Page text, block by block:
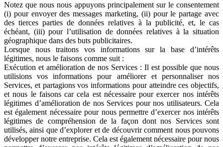
Notez que nous nous appuyons principalement sur le consentement
(i) pour envoyer des messages marketing, (ii) pour le partage avec
des tierces parties de données relatives à la publicité, et, le cas
échéant, (iii) pour l’utilisation de données relatives à la situation
géographique dans des buts publicitaires.
Lorsque nous traitons vos informations sur la base d’intérêts
légitimes, nous le faisons comme suit :
Exécution et amélioration de nos Services : Il est possible que nous
utilisions vos informations pour améliorer et personnaliser nos
Services, et partagions vos informations pour atteindre ces objectifs,
et nous le faisons car cela est nécessaire pour exercer nos intérêts
légitimes d’amélioration de nos Services pour nos utilisateurs. Cela
est également nécessaire pour nous permettre d’exercer nos intérêts
légitimes de compréhension de la façon dont nos Services sont
utilisés, ainsi que d’explorer et de découvrir comment nous pouvons
développer notre entreprise. Cela est également nécessaire pour nous